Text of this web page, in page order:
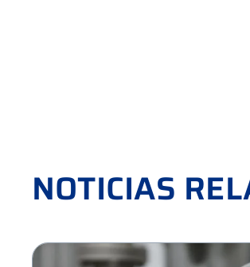
NOTICIAS